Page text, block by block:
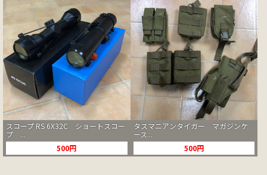
スコープ RS 6X32C ショートスコー
プ ...
500円
タスマニアンタイガー マガジンケ
ース...
500円